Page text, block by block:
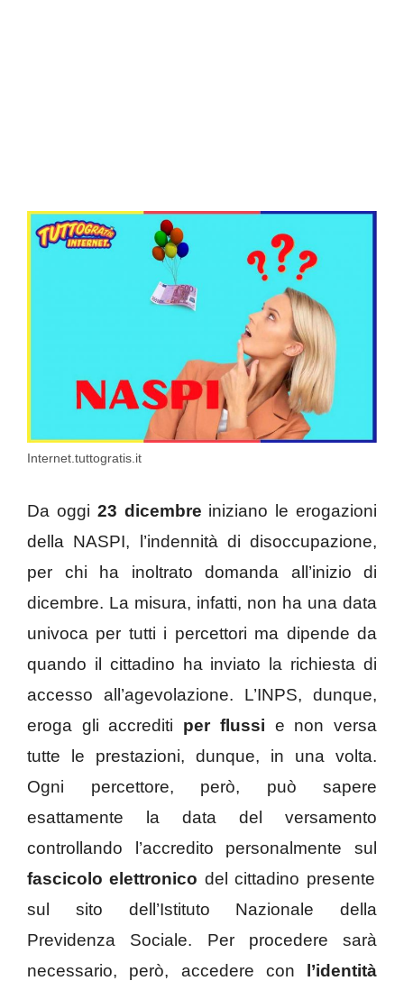
Internet.tuttogratis.it
Da oggi 23 dicembre iniziano le erogazioni
della NASPI, l’indennità di disoccupazione,
per chi ha inoltrato domanda all’inizio di
dicembre. La misura, infatti, non ha una data
univoca per tutti i percettori ma dipende da
quando il cittadino ha inviato la richiesta di
accesso all’agevolazione. L’INPS, dunque,
eroga gli accrediti per flussi e non versa
tutte le prestazioni, dunque, in una volta.
Ogni percettore, però, può sapere
esattamente la data del versamento
controllando l’accredito personalmente sul
fascicolo elettronico del cittadino presente
sul sito dell’Istituto Nazionale della
Previdenza Sociale. Per procedere sarà
necessario, però, accedere con l’identità